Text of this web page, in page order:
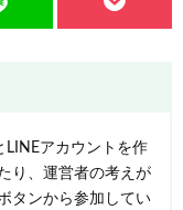
アカウントを作
り、運営者の考えが
タンから参加してい